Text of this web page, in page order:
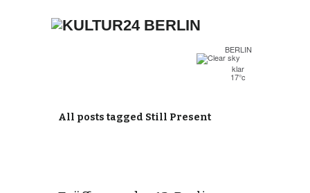
BERLIN
klar
17°c
All posts tagged Still Present